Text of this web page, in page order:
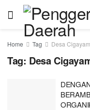
Home Tag Desa
Tag: Desa